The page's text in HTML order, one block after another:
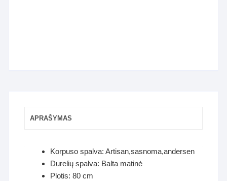
APRAŠYMAS
Korpuso spalva: Artisan,sasnoma,andersen
Durelių spalva: Balta matinė
Plotis: 80 cm